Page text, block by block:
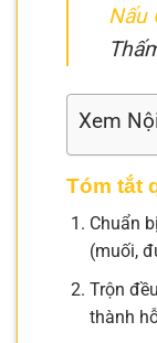
Nấu
Xem
Tóm tắt
Chuẩn
(muối,
Trộn
thành